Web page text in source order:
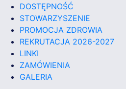
DOSTĘPNOŚĆ
STOWARZYSZENIE
PROMOCJA ZDROWIA
REKRUTACJA 2026-2027
LINKI
ZAMÓWIENIA
GALERIA